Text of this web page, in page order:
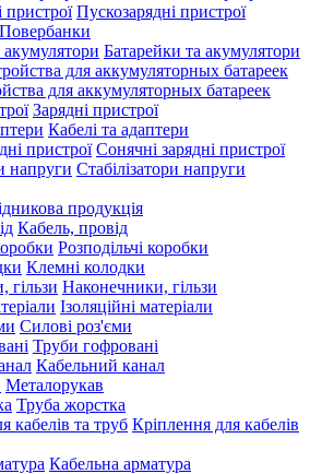
Пускозарядні пристрої
Повербанки
Батарейки та акумулятори
для аккумуляторных батареек
Зарядні пристрої
Кабелі та адаптери
Сонячні зарядні пристрої
Стабілізатори напруги
продукція
Кабель, провід
Розподільчі коробки
Клемні колодки
Наконечники, гільзи
Ізоляційні матеріали
Силові роз'єми
Труби гофровані
Кабельний канал
Металорукав
Труба жорстка
Кріплення для кабелів
Кабельна арматура